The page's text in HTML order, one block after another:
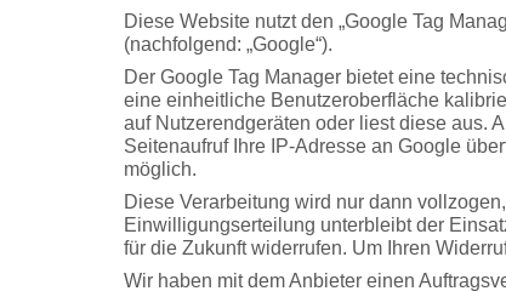
Diese Website nutzt den „Google Tag
(nachfolgend: „Google“).
Der Google Tag Manager bietet eine
eine einheitliche Benutzeroberfläche
auf Nutzerendgeräten oder liest diese aus.
Seitenaufruf Ihre IP-Adresse an Google
möglich.
Diese Verarbeitung wird nur dann
Einwilligungserteilung unterbleibt der
für die Zukunft widerrufen. Um Ihren
Wir haben mit dem Anbieter einen